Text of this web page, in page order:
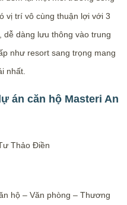
vị trí vô cùng thuận lợi với 3
dễ dàng lưu thông vào trung
như resort sang trọng mang
nhất.
án căn hộ Masteri An
Thảo Điền
hộ – Văn phòng – Thương